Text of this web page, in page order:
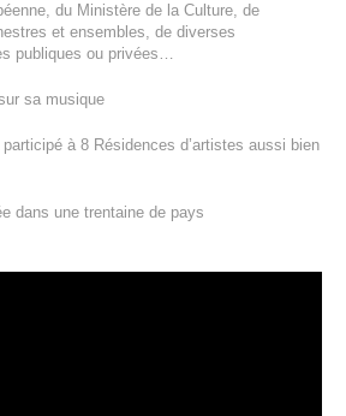
du Ministère de la Culture, de
et ensembles, de diverses
publiques ou privées…
sa musique
à 8 Résidences d’artistes aussi bien
dans une trentaine de pays